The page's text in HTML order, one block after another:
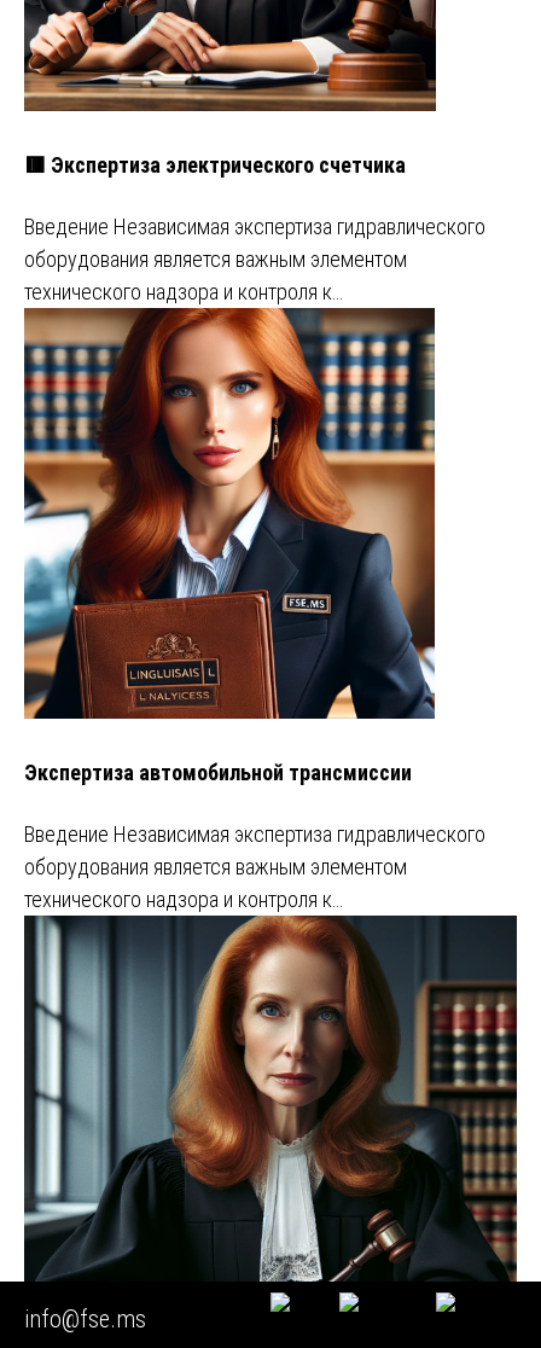
🟥 Экспертиза электрического счетчика
Введение Независимая экспертиза гидравлического
оборудования является важным элементом
технического надзора и контроля к…
Экспертиза автомобильной трансмиссии
Введение Независимая экспертиза гидравлического
оборудования является важным элементом
технического надзора и контроля к…
info@fse.ms